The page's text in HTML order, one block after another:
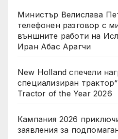
Министър Велислава
телефонен разговор с
външните работи на
Иран Абас Арагчи
New Holland спечели
специализиран
Tractor of the Year 2026
Кампания 2026
заявления за